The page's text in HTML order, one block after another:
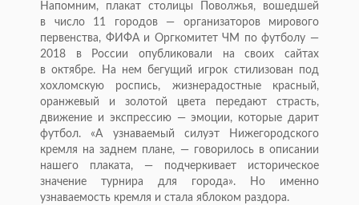
Напомним, плакат столицы Поволжья, вошедшей
в число 11 городов — организаторов мирового
первенства, ФИФА и Оргкомитет ЧМ по футболу —
2018 в России опубликовали на своих сайтах
в октябре. На нем бегущий игрок стилизован под
хохломскую роспись, жизнерадостные красный,
оранжевый и золотой цвета передают страсть,
движение и экспрессию — эмоции, которые дарит
футбол. «А узнаваемый силуэт Нижегородского
кремля на заднем плане, — говорилось в описании
нашего плаката, — подчеркивает историческое
значение турнира для города». Но именно
узнаваемость кремля и стала яблоком раздора.